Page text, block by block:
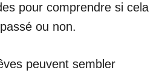
pour comprendre si cela
ou non.
peuvent sembler